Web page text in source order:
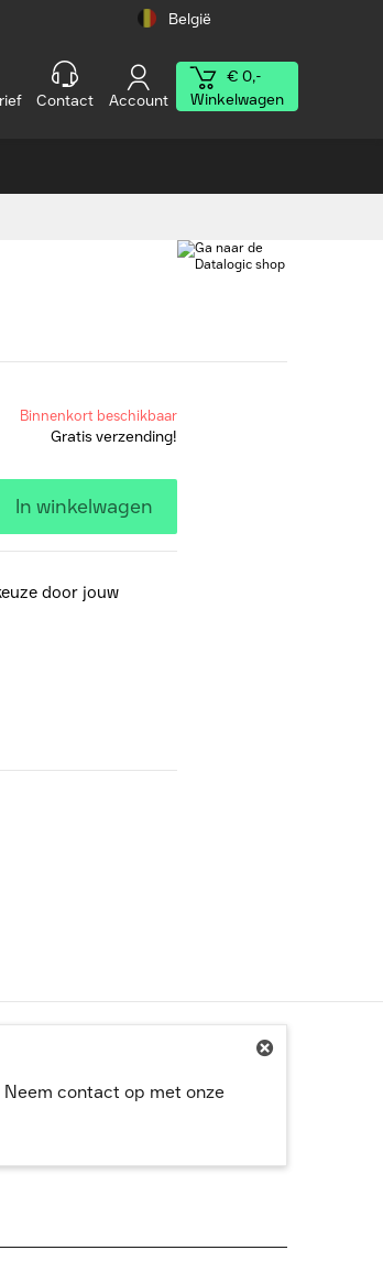
België
Contact Account
€ 0,-
Winkelwagen
Binnenkort beschikbaar
Gratis verzending!
In winkelwagen
door jouw
contact op met onze